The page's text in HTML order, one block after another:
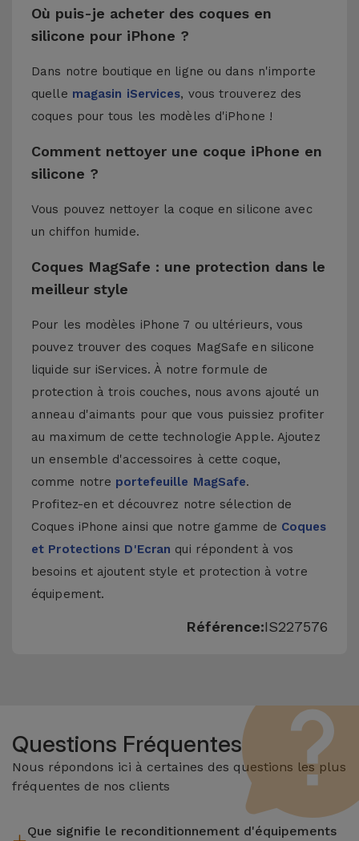
Où puis-je acheter des coques en
silicone pour iPhone ?
Dans notre boutique en ligne ou dans n'importe
quelle magasin iServices, vous trouverez des
coques pour tous les modèles d'iPhone !
Comment nettoyer une coque iPhone en
silicone ?
Vous pouvez nettoyer la coque en silicone avec
un chiffon humide.
Coques MagSafe : une protection dans le
meilleur style
Pour les modèles iPhone 7 ou ultérieurs, vous
pouvez trouver des coques MagSafe en silicone
liquide sur iServices. À notre formule de
protection à trois couches, nous avons ajouté un
anneau d'aimants pour que vous puissiez profiter
au maximum de cette technologie Apple. Ajoutez
un ensemble d'accessoires à cette coque,
comme notre portefeuille MagSafe.
Profitez-en et découvrez notre sélection de
Coques iPhone ainsi que notre gamme de Coques
et Protections D'Ecran qui répondent à vos
besoins et ajoutent style et protection à votre
équipement.
Référence:IS227576
Questions Fréquentes
Nous répondons ici à certaines des questions les plus
fréquentes de nos clients
Que signifie le reconditionnement d'équipements